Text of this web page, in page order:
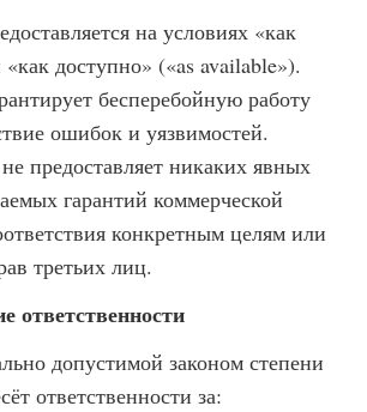
на условиях «как
доступно» («as available»).
бесперебойную работу
ошибок и уязвимостей.
предоставляет никаких явных
гарантий коммерческой
конкретным целям или
третьих лиц.
ответственности
допустимой законом степени
ответственности за: